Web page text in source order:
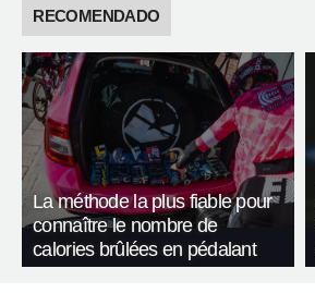
RECOMENDADO
La méthode la plus fiable pour
connaître le nombre de
calories brûlées en pédalant